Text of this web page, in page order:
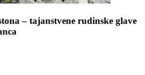
– tajanstvene rudinske glave